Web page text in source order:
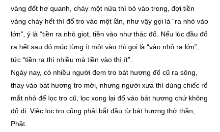
vàng đốt hơ quanh, cháy một nửa thì bỏ vào trong, đợi tiền
vàng cháy hết thì đổ tro vào một lần, như vậy gọi là “ra nhỏ vào
lớn”, ý là “tiền ra nhỏ giọt, tiền vào như thác đổ. Nếu lúc đầu đổ
ra hết sau đó múc từng ít một vào thì gọi là “vào nhỏ ra lớn”,
tức “tiền ra thì nhiều mà tiền vào thì ít”.
Ngày nay, có nhiều người đem tro bát hương đố cũ ra sông,
thay vào bát hương tro mới, nhưng người xưa thì dùng chiếc rổ
mắt nhỏ để lọc tro cũ, lọc xong lại đổ vào bát hương chứ không
đổ đi. Việc lọc tro cũng phải bắt đầu từ bát hương thờ thần,
Phật.